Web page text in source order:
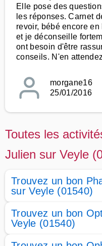
Elle pose des
les réponses. Carnet
revoir, bébé encore
et je déconseille
ont besoin d'être
conseils. N'en
morgane16
25/01/2016
Toutes les
Julien sur Veyle
Trouvez un bon
sur Veyle (01540)
Trouvez un bon
Veyle (01540)